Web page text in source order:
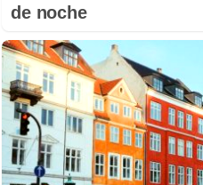
de noche